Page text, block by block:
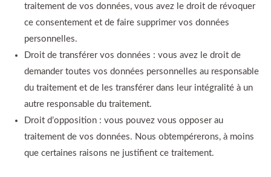
traitement de vos données, vous avez le droit de révoquer
ce consentement et de faire supprimer vos données
personnelles.
Droit de transférer vos données : vous avez le droit de
demander toutes vos données personnelles au responsable
du traitement et de les transférer dans leur intégralité à un
autre responsable du traitement.
Droit d’opposition : vous pouvez vous opposer au
traitement de vos données. Nous obtempérerons, à moins
que certaines raisons ne justifient ce traitement.